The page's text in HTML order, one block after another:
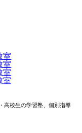
高校生の学習塾、個別指導